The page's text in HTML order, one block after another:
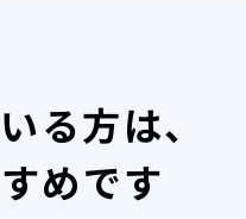
る方は、
めです